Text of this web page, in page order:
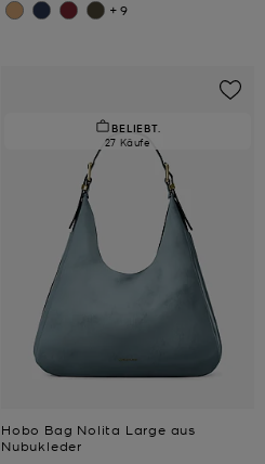
+9
BELIEBT.
27 Käufe
Hobo Bag Nolita Large aus
Nubukleder